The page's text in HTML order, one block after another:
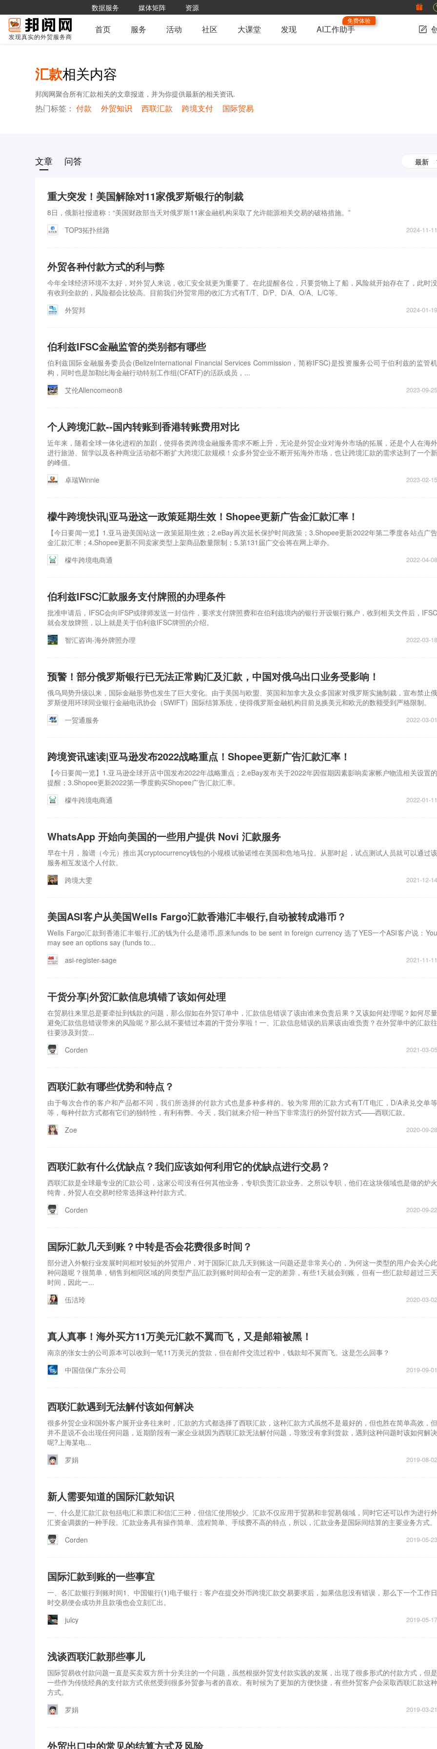
数据服务 媒体矩阵 资源
发现真实的外贸服务商
首页 服务 活动 社区 大课堂 发现 AI工作助手
免费体验
汇款相关内容
邦阅网聚合所有汇款相关的文章报道，并为你提供最新的相关资讯.
热门标签： 付款 外贸知识 西联汇款 跨境支付 国际贸易
文章 问答 最新
重大突发！美国解除对11家俄罗斯银行的制裁
8日，俄新社报道称：“美国财政部当天对俄罗斯11家金融机构采取了允许能源相关交易的破格措施。”
TOP3拓扑丝路 2024-11-11
外贸各种付款方式的利与弊
今年全球经济环境不太好，对外贸人来说，收汇安全就更为重要了。在此提醒各位，只要货物上了船，风险就开始存在了，此时没
有收到全款的，风险都会比较高。目前我们外贸常用的收汇方式有T/T、D/P、D/A、O/A、L/C等。
外贸邦
2024-01-19
伯利兹IFSC金融监管的类别都有哪些
伯利兹国际金融服务委员会(BelizeInternational Financial Services Commission，简称IFSC)是投资服务公司于伯利兹的监管机
构，同时也是加勒比海金融行动特别工作组(CFATF)的活跃成员，...
艾伦Allencomeon8
2023-09-25
个人跨境汇款--国内转账到香港转账费用对比
近年来，随着全球一体化进程的加剧，使得各类跨境金融服务需求不断上升，无论是外贸企业对海外市场的拓展，还是个人在海外
进行旅游、留学以及各种商业活动都不断扩大跨境汇款规模！众多外贸企业不断开拓海外市场，也让跨境汇款的需求达到了一个新
的峰值。
卓瑞Winnie
2023-02-15
檬牛跨境快讯|亚马逊这一政策延期生效！Shopee更新广告金汇款汇率！
【今日要闻一览】1.亚马逊美国站这一政策延期生效；2.eBay再次延长保护时间政策；3.Shopee更新2022年第二季度各站点广告
金汇款汇率；4.Shopee更新不同卖家类型上架商品数量限制；5.第131届广交会将在网上举办。
檬牛跨境电商通
2022-04-08
伯利兹IFSC汇款服务支付牌照的办理条件
批准申请后，IFSC会向IFSP或律师发送一封信件，要求支付牌照费和在伯利兹境内的银行开设银行账户，收到相关文件后，IFSC
就会发放牌照，以上就是关于伯利兹IFSC牌照的介绍。
智汇咨询-海外牌照办理
2022-03-18
预警！部分俄罗斯银行已无法正常购汇及汇款，中国对俄乌出口业务受影响！
俄乌局势升级以来，国际金融形势也发生了巨大变化。由于美国与欧盟、英国和加拿大及众多国家对俄罗斯实施制裁，宣布禁止俄
罗斯使用环球同业银行金融电讯协会（SWIFT）国际结算系统，使得俄罗斯金融机构目前兑换美元和欧元的数额受到严格限制。
一贸通服务
2022-03-01
跨境资讯速读|亚马逊发布2022战略重点！Shopee更新广告汇款汇率！
【今日要闻一览】1.亚马逊全球开店中国发布2022年战略重点；2.eBay发布关于2022年因假期因素影响卖家帐户物流相关设置的
提醒；3.Shopee更新2022第一季度购买Shopee广告汇款汇率。
檬牛跨境电商通
2022-01-11
WhatsApp 开始向美国的一些用户提供 Novi 汇款服务
早在十月，脸谱（今元）推出其cryptocurrency钱包的小规模试验诺维在美国和危地马拉。从那时起，试点测试人员就可以通过该
服务相互发送个人付款。
跨境大雯
2021-12-14
美国ASI客户从美国Wells Fargo汇款香港汇丰银行,自动被转成港币？
Wells Fargo汇款到香港汇丰银行,汇的钱为什么是港币,原来funds to be sent in foreign currency 选了YES一个ASI客户说：You
may see an options say (funds to...
asi-register-sage
2021-11-11
干货分享|外贸汇款信息填错了该如何处理
在贸易往来里总是要牵扯到钱款的问题，那么假如在外贸订单中，汇款信息错误了该由谁来负责后果？又该如何处理呢？如何尽量
避免汇款信息错误带来的风险呢？那么就不要错过本篇的干货分享啦！一、汇款信息错误的后果该由谁负责？在外贸单中的汇款往
往要涉及到货...
Corden
2021-03-05
西联汇款有哪些优势和特点？
由于每次合作的客户和产品都不同，我们所选择的付款方式也是多种多样的。较为常用的汇款方式有T/T电汇，D/A承兑交单等
等，每种付款方式都有它们的独特性，有利有弊。今天，我们就来介绍一种当下非常流行的外贸付款方式——西联汇款。
Zoe
2020-09-28
西联汇款有什么优缺点？我们应该如何利用它的优缺点进行交易？
西联汇款是全球最专业的汇款公司，这家公司没有任何其他业务，专职负责汇款业务。之所以专职，他们在这块领域也是做的炉火
纯青，外贸人在交易时经常选择这种付款方式。
Corden
2020-09-22
国际汇款几天到账？中转是否会花费很多时间？
部分进入外貌行业发展时间相对较短的外贸用户，对于国际汇款几天到账这一问题还是非常关心的，为何这一类型的用户会关心此
种问题呢？很简单，销售到相同区域的同类型产品汇款到账时间却会有一定的差异，有些1天就会到账，但有一些汇款却超过三天
时间，因此一...
伍洁玲
2020-03-02
真人真事！海外买方11万美元汇款不翼而飞，又是邮箱被黑！
南京的张女士的公司原本可以收到一笔11万美元的货款，但在邮件交流过程中，钱款却不翼而飞。这是怎么回事？
中国信保广东分公司 2019-09-01
西联汇款遇到无法解付该如何解决
很多外贸企业和国外客户展开业务往来时，汇款的方式都选择了西联汇款，这种汇款方式虽然不是最好的，但也胜在简单高效，但
并不是说不会出现任何问题，近期阶段有一家企业就因为西联汇款无法解付问题，导致没有拿到货款，遇到这种问题时该如何解决
呢?上海某电...
罗娟
2019-08-02
新人需要知道的国际汇款知识
一、什么是汇款汇款包括电汇和票汇和信汇三种，但信汇使用较少。汇款不仅应用于贸易和非贸易领域，同时它还可以作为进行外
汇资金调拨的一种手段。汇款业务具有操作简单、流程简单、手续费不高的特点，所以，汇款业务是国际间结算的主要业务方式。
Corden
2019-05-23
国际汇款到账的一些事宜
一、各汇款银行到账时间1、中国银行(1)电子银行：客户在提交外币跨境汇款交易要求后，如果信息没有错误，那么下一个工作日
时交易便会成功并且款项也会立刻汇出。
julcy
2019-05-17
浅谈西联汇款那些事儿
国际贸易收付款问题一直是买卖双方所十分关注的一个问题，虽然根据外贸支付款实践的发展，出现了很多形式的付款方式，但是
一些作为传统经典的支付款方式依然受到很多外贸参与者的喜欢。有时候为了更加的方便快捷，有些外贸客户会采取西联汇款这种
方式。
罗娟
2019-03-21
外贸出口中的常见的结算方式及风险